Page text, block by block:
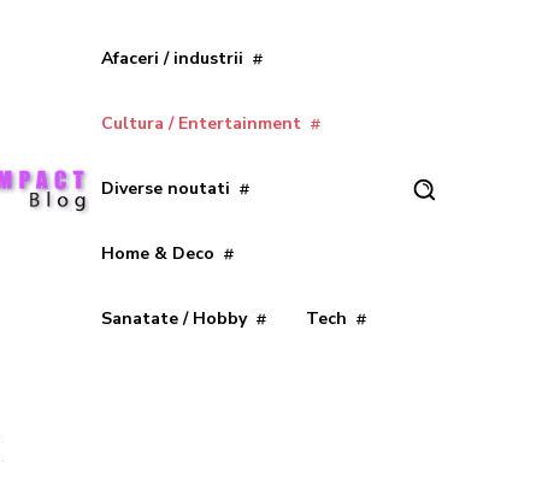
Afaceri / industrii
Cultura / Entertainment
Diverse noutati
Home & Deco
Sanatate / Hobby Tech